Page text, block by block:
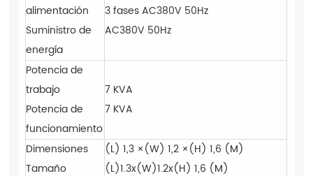
alimentación
Suministro de
energía
3 fases AC380V 50Hz
AC380V 50Hz
Potencia de
trabajo
Potencia de
funcionamiento
7 KVA
7 KVA
Dimensiones
Tamaño
(L) 1,3 ×(W) 1,2 ×(H) 1,6 (M)
(L)1.3x(W)1.2x(H) 1,6 (M)